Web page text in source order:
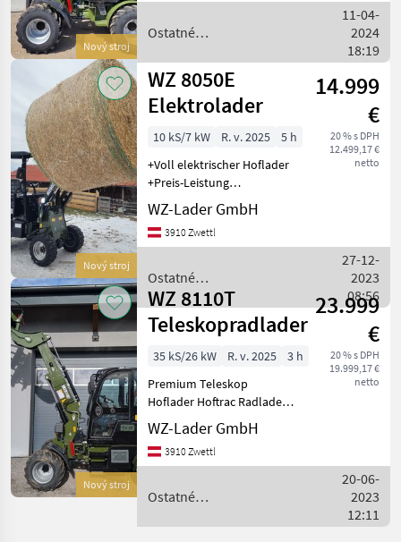
Nový stroj
403J-11T Turbo Di
Ostatné
stroje / WZ
11-04-
2024
18:19
Nový stroj
WZ 8050E
Elektrolader
14.999
€
20 % s DPH
12.499,17 €
netto
10 kS/7 kW R. v. 2025
5 h
+Voll elektrischer Hoflader
+Preis-Leistung
unschlagbar +Einfachste
bewährte Technik +Sehr
Robust und Qualitativ
über Verteilergetri
WZ-Lader GmbH
3910 Zwettl
Ostatné
poľnohospodárske silové
stroje / WZ
27-12-
2023
08:56
Nový stroj
WZ 8110T
Teleskopradlader
23.999
€
20 % s DPH
19.999,17 €
netto
35 kS/26 kW R. v. 2025
3 h
Premium Teleskop
Hoflader Hoftrac Radlader
Vollausstattung WZ 8110T
WZ 8110T +Voll
hydraulischer Hoflader
Wandlertechnik +Preis-
WZ-Lader GmbH
3910 Zwettl
Ostatné
stroje / WZ
20-06-
2023
12:11